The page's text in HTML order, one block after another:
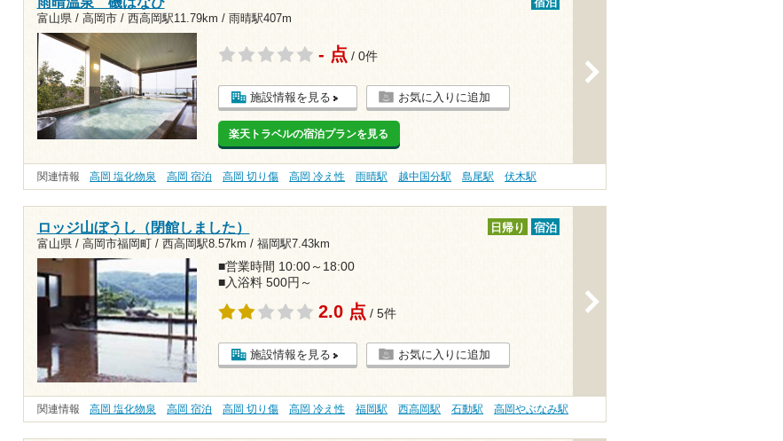
富山県 / 高岡市 / 西高岡駅11.79km / 雨晴駅407m
- 点 / 0件
施設情報を見る お気に入りに追加
楽天トラベルの宿泊プランを見る
関連情報 高岡 塩化物泉 高岡 宿泊 高岡 切り傷 高岡 冷え性 雨晴駅 越中国分駅 島尾駅 伏木駅
ロッジ山ぼうし（閉館しました）
富山県 / 高岡市福岡町 / 西高岡駅8.57km / 福岡駅7.43km
日帰り 宿泊
■営業時間 10:00～18:00
■入浴料 500円～
2.0 点 / 5件
施設情報を見る お気に入りに追加
関連情報 高岡 塩化物泉 高岡 宿泊 高岡 切り傷 高岡 冷え性 福岡駅 西高岡駅 石動駅 高岡やぶなみ駅